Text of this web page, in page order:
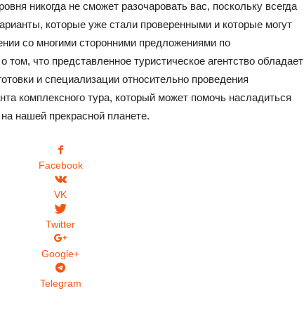
никогда не сможет разочаровать вас, поскольку всегда
которые уже стали проверенными и которые могут
со многими сторонними предложениями по
что представленное туристическое агентство обладает
и специализации относительно проведения
комплексного тура, который может помочь насладиться
нашей прекрасной планете.
Facebook
VK
Twitter
Google+
Telegram